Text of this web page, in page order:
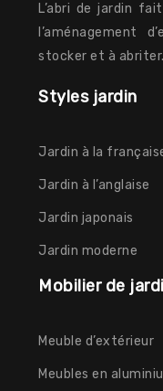
L’abri de jardin
l’aménagement
stocker et à abriter.
Styles jardin
Jardin à la
Jardin à l’anglaise
Jardin japonais
Jardin moderne
Mobilier de
Meuble d’extérieur
Meubles en